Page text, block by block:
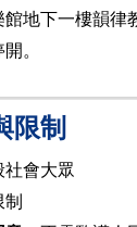
館地下一樓韻律
。
限制
社會大眾